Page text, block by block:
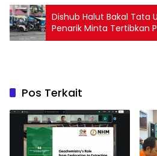
Dishub Halut Bakal Tata
Penarik Minta Tertibkan
Pos Terkait